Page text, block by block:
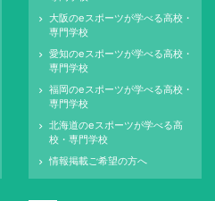
keyboard_arrow_right
大阪のeスポーツが学べる高校・
専門学校
keyboard_arrow_right
愛知のeスポーツが学べる高校・
専門学校
keyboard_arrow_right
福岡のeスポーツが学べる高校・
専門学校
keyboard_arrow_right
北海道のeスポーツが学べる高
校・専門学校
keyboard_arrow_right 情報掲載ご希望の方へ